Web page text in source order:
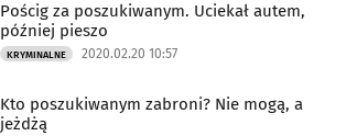
Pościg za poszukiwanym. Uciekał autem,
później pieszo
KRYMINALNE 2020.02.20 10:57
Kto poszukiwanym zabroni? Nie mogą, a
jeżdżą